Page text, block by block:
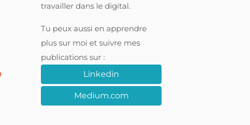
travailler dans le digital.
Tu peux aussi en apprendre
plus sur moi et suivre mes
publications sur :
Linkedin
Medium.com